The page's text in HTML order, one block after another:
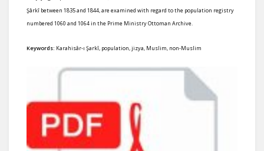
Şârkî between 1835 and 1844, are examined with regard to the population registry
numbered 1060 and 1064 in the Prime Ministry Ottoman Archive.
Keywords: Karahisâr-ı Şarkî, population, jizya, Muslim, non-Muslim